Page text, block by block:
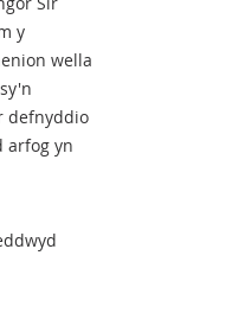
y
wella
defnyddio
arfog yn